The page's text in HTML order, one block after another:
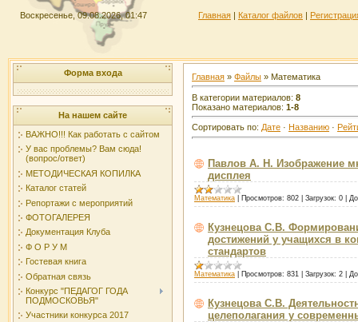
Воскресенье, 09.08.2026, 01:47 Главная | Каталог файлов |
Форма входа
На нашем сайте
ВАЖНО!!! Как работать с сайтом
У вас проблемы? Вам сюда!
(вопрос/ответ)
МЕТОДИЧЕСКАЯ КОПИЛКА
Каталог статей
Репортажи с мероприятий
ФОТОГАЛЕРЕЯ
Документация Клуба
Ф О Р У М
Гостевая книга
Обратная связь
Конкурс "ПЕДАГОГ ГОДА
ПОДМОСКОВЬЯ"
Участники конкурса 2017
Главная » Файлы » Математика
В категории материалов: 8
Показано материалов: 1-8
Сортировать по: Дате · Названию ·
Павлов А. Н. Изображение
дисплея
Математика Просмотров: 802 Загрузок: 0
Кузнецова С.В.
достижений у учащихся в
стандартов
Математика Просмотров: 831 Загрузок: 2
Кузнецова С.В.
целеполагания у